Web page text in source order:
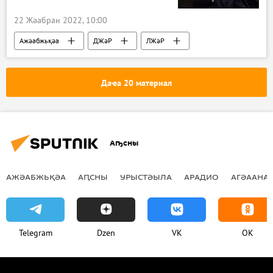
22 Жәабран 2022, 10:00
Ажәабжьқәа ДЖәР
ЛЖәР
Украина
Даҽа 20 материал
Аҧсны
АЖӘАБЖЬҚӘА АԤСНЫ УРЫСТӘЫЛА АРАДИО
Telegram Dzen VK OK